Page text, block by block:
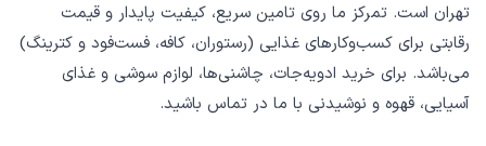
تهران است. تمرکز ما روی تامین سریع، کیفیت پایدار و قیمت
رقابتی برای کسب‌وکارهای غذایی (رستوران، کافه، فست‌فود و کترینگ)
می‌باشد. برای خرید ادویه‌جات، چاشنی‌ها، لوازم سوشی و غذای
آسیایی، قهوه و نوشیدنی با ما در تماس باشید.